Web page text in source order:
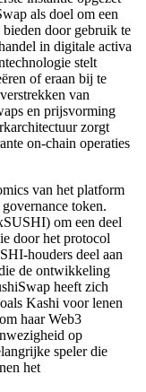
als doel om een
door gebruik te
in digitale activa
stelt
of eraan bij te
van
en prijsvorming
zorgt
on-chain operaties
van het platform
token.
om een deel
door het protocol
houders deel aan
de ontwikkeling
heeft zich
Kashi voor lenen
haar Web3
op
speler die
het